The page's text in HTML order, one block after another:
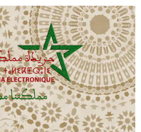
تخطى
إلى
المحتوى